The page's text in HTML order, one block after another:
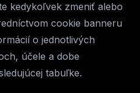
kedykoľvek zmeniť alebo
cookie banneru
o jednotlivých
účele a dobe
tabuľke.